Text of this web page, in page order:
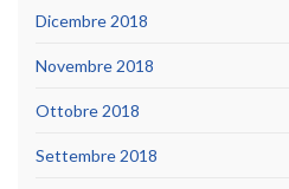
Dicembre 2018
Novembre 2018
Ottobre 2018
Settembre 2018